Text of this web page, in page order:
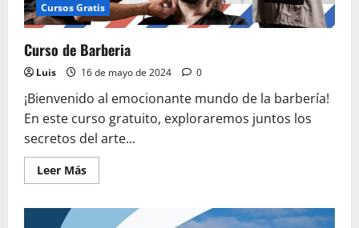
Cursos Gratis
Curso de Barberia
Luis 16 de mayo de 2024 0
¡Bienvenido al emocionante mundo de la barbería!
En este curso gratuito, exploraremos juntos los
secretos del arte...
Leer MásLeer
más